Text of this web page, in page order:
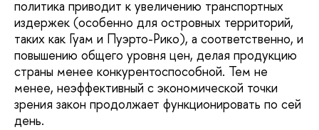
политика приводит к увеличению транспортных
издержек (особенно для островных территорий,
таких как Гуам и Пуэрто-Рико), а соответственно, и
повышению общего уровня цен, делая продукцию
страны менее конкурентоспособной. Тем не
менее, неэффективный с экономической точки
зрения закон продолжает функционировать по сей
день.